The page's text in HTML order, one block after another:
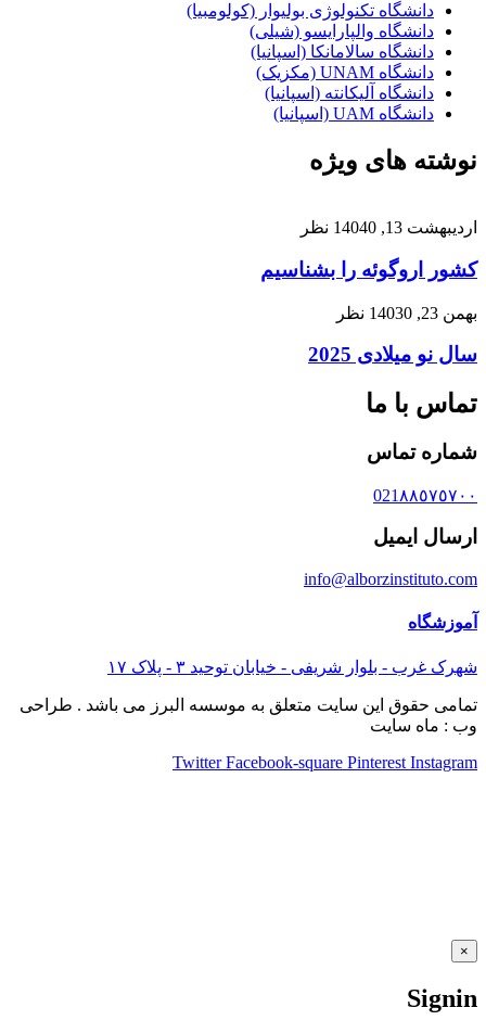
دانشگاه تکنولوژی بولیوار (کولومبیا)
دانشگاه والپارایسو (شیلی)
دانشگاه سالامانکا (اسپانیا)
دانشگاه UNAM (مکزیک)
دانشگاه آلیکانته (اسپانیا)
دانشگاه UAM (اسپانیا)
نوشته های ویژه
اردیبهشت 13, 1404 0 نظر
کشور اروگوئه را بشناسیم
بهمن 23, 1403 0 نظر
سال نو میلادی 2025
تماس با ما
شماره تماس
021٨٨٥٧٥٧٠٠
ارسال ایمیل
info@alborzinstituto.com
آموزشگاه
شهرک غرب - بلوار شریفی - خیابان توحید ٣ - پلاک ١٧
تمامی حقوق این سایت متعلق به موسسه البرز می باشد . طراحی
وب : ماه سایت
Twitter Facebook-square Pinterest Instagram
×
Signin